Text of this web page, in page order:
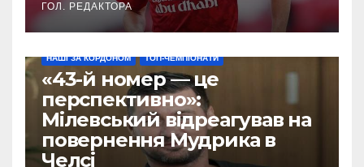
ГОЛ. РЕДАКТОРА
НАШІ ЗА КОРДОНОМ ТОП-ЧЕМПІОНАТИ
«43-й номер — це
перспективно»:
Мілевський відреагував на
повернення Мудрика в
Челсі